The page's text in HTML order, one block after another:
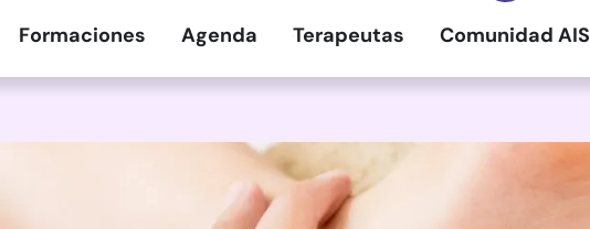
Formaciones Agenda Terapeutas Comunidad AIS